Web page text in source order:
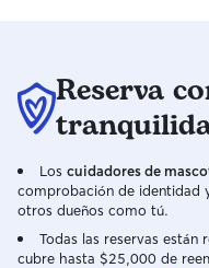
Reserva
Los cuidadores de
comprobación de identidad
otros dueños como tú.
Todas las reservas están
cubre hasta $25,000 de